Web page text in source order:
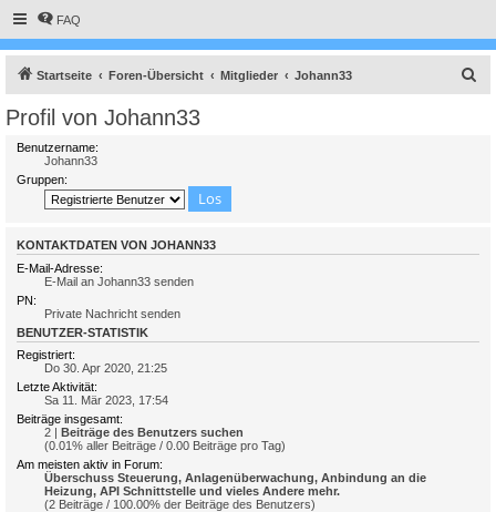
FAQ
Startseite Foren-Übersicht Mitglieder Johann33
Profil von Johann33
Benutzername:
Johann33
Gruppen:
KONTAKTDATEN VON JOHANN33
E-Mail-Adresse:
E-Mail an Johann33 senden
PN:
Private Nachricht senden
BENUTZER-STATISTIK
Registriert:
Do 30. Apr 2020, 21:25
Letzte Aktivität:
Sa 11. Mär 2023, 17:54
Beiträge insgesamt:
2 | Beiträge des Benutzers suchen
(0.01% aller Beiträge / 0.00 Beiträge pro Tag)
Am meisten aktiv in Forum:
Überschuss Steuerung, Anlagenüberwachung, Anbindung an die
Heizung, API Schnittstelle und vieles Andere mehr.
(2 Beiträge / 100.00% der Beiträge des Benutzers)